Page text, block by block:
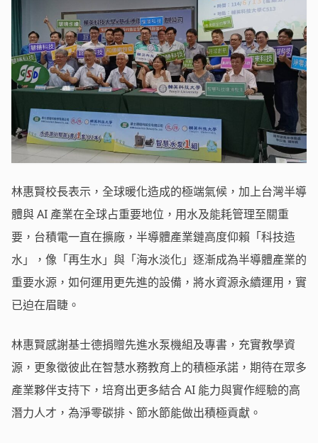
林惠賢校長表示，全球暖化造成的極端氣候，加上台灣半導
體與 AI 產業在全球占重要地位，用水及能耗管理至關重
要，台積電一直在擴廠，半導體產業鏈高度仰賴「科技造
水」，像「再生水」與「海水淡化」逐漸成為半導體產業的
重要水源，如何運用更先進的設備，將水資源永續運用，實
已迫在眉睫。
林惠賢感謝基士德捐贈先進水泵機組及專書，充實教學資
源，更象徵彼此在智慧水務教育上的積極承諾，期待在眾多
產業夥伴支持下，培育出更多結合 AI 能力與實作經驗的高
潛力人才，為淨零碳排、節水節能做出積極貢獻。